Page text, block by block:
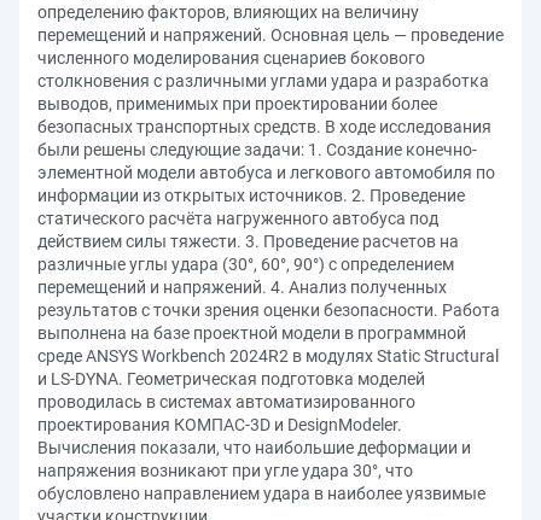
определению факторов, влияющих на величину
перемещений и напряжений. Основная цель — проведение
численного моделирования сценариев бокового
столкновения с различными углами удара и разработка
выводов, применимых при проектировании более
безопасных транспортных средств. В ходе исследования
были решены следующие задачи: 1. Создание конечно-
элементной модели автобуса и легкового автомобиля по
информации из открытых источников. 2. Проведение
статического расчёта нагруженного автобуса под
действием силы тяжести. 3. Проведение расчетов на
различные углы удара (30°, 60°, 90°) с определением
перемещений и напряжений. 4. Анализ полученных
результатов с точки зрения оценки безопасности. Работа
выполнена на базе проектной модели в программной
среде ANSYS Workbench 2024R2 в модулях Static Structural
и LS-DYNA. Геометрическая подготовка моделей
проводилась в системах автоматизированного
проектирования КОМПАС-3D и DesignModeler.
Вычисления показали, что наибольшие деформации и
напряжения возникают при угле удара 30°, что
обусловлено направлением удара в наиболее уязвимые